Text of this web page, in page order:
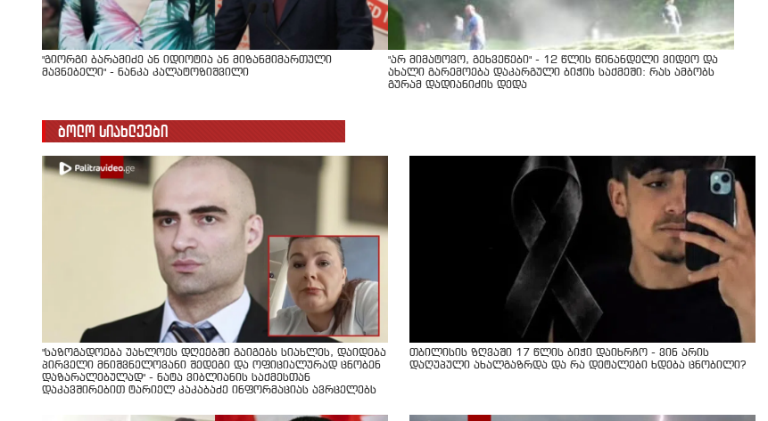
"გიორგი ბარამიძე ან იდიოტია ან მიზანმიმართული
მავნებელი" - ნანკა კალატოზიშვილი
"არ მიმატოვო, გეხვეწები" - 12 წლის წინანდელი ვიდეო და
ახალი გარემოება დაკარგული ბიჭის საქმეში: რას ამბობს
გურამ დადიანიძის დედა
ბოლო სიახლეები
"საზოგადოება უახლოეს დღეებში გაიგებს სიახლეს, დაიდება
პირველი მნიშვნელოვანი შედეგი და ოფიციალურად ცნობენ
დაზარალებულად" - ნატა ვიბლიანის საქმესთან
დაკავშირებით ტარიელ კაკაბაძე ინფორმაციას ავრცელებს
თბილისის ზღვაში 17 წლის ბიჭი დაიხრჩო - ვინ არის
დაღუპული ახალგაზრდა და რა დეტალები ხდება ცნობილი?